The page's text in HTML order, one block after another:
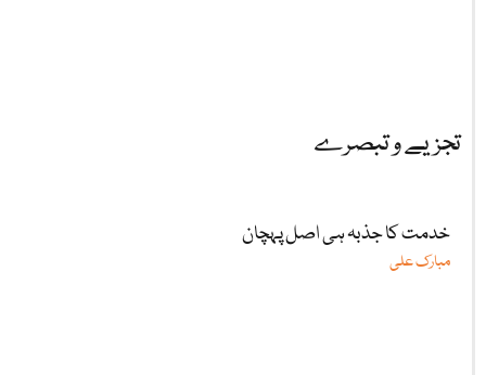
تجزیے و تبصرے
خدمت کا جذبہ ہی اصل پہچان
مبارک علی